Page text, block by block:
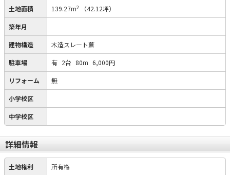
土地面積 139.27m2 （42.12坪）
築年月
建物構造 木造スレート葺
駐車場 有 2台 80m 6,000円
リフォーム 無
小学校区
中学校区
詳細情報
土地権利 所有権